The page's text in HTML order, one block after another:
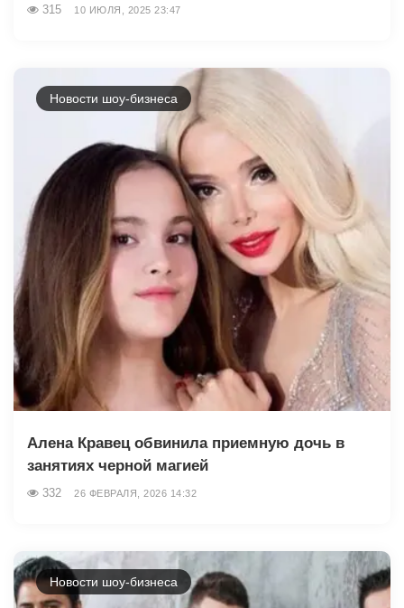
315 10 ИЮЛЯ, 2025 23:47
Новости шоу-бизнеса
Алена Кравец обвинила приемную дочь в
занятиях черной магией
332 26 ФЕВРАЛЯ, 2026 14:32
Новости шоу-бизнеса